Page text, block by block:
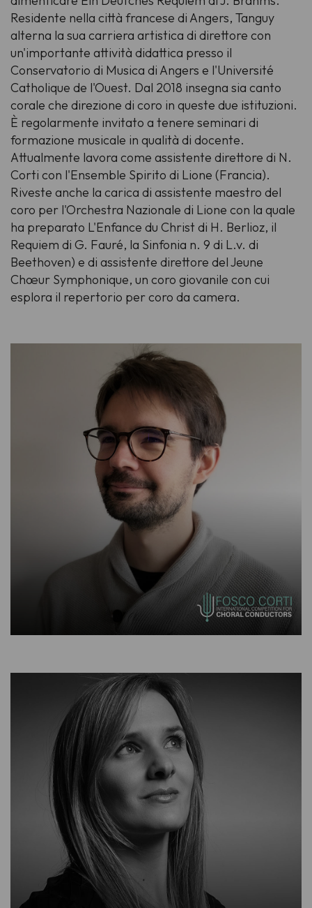
Residente nella città francese di Angers, Tanguy
alterna la sua carriera artistica di direttore con
un'importante attività didattica presso il
Conservatorio di Musica di Angers e l'Université
Catholique de l'Ouest. Dal 2018 insegna sia canto
corale che direzione di coro in queste due istituzioni.
È regolarmente invitato a tenere seminari di
formazione musicale in qualità di docente.
Attualmente lavora come assistente direttore di N.
Corti con l'Ensemble Spirito di Lione (Francia).
Riveste anche la carica di assistente maestro del
coro per l'Orchestra Nazionale di Lione con la quale
ha preparato L'Enfance du Christ di H. Berlioz, il
Requiem di G. Fauré, la Sinfonia n. 9 di L.v. di
Beethoven) e di assistente direttore del Jeune
Chœur Symphonique, un coro giovanile con cui
esplora il repertorio per coro da camera.